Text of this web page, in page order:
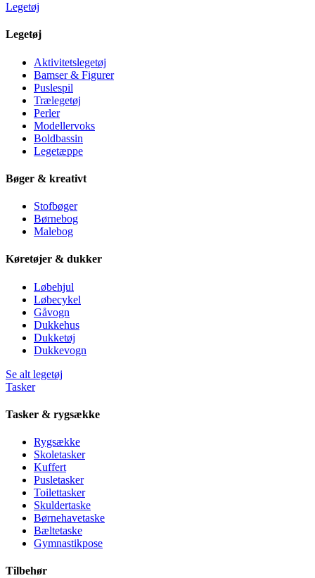
Legetøj
Legetøj
Aktivitetslegetøj
Bamser & Figurer
Puslespil
Trælegetøj
Perler
Modellervoks
Boldbassin
Legetæppe
Bøger & kreativt
Stofbøger
Børnebog
Malebog
Køretøjer & dukker
Løbehjul
Løbecykel
Gåvogn
Dukkehus
Dukketøj
Dukkevogn
Se alt legetøj
Tasker
Tasker & rygsække
Rygsække
Skoletasker
Kuffert
Pusletasker
Toilettasker
Skuldertaske
Børnehavetaske
Bæltetaske
Gymnastikpose
Tilbehør